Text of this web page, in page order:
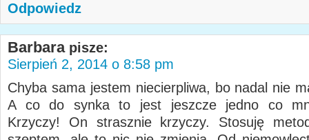
Odpowiedz
Barbara pisze:
Sierpień 2, 2014 o 8:58 pm
Chyba sama jestem niecierpliwa, bo nadal nie
A co do synka to jest jeszcze jedno co
Krzyczy! On strasznie krzyczy. Stosuję